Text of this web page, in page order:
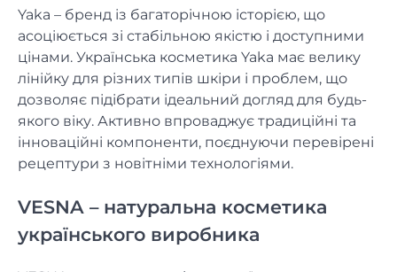
Yaka – бренд із багаторічною історією, що
асоціюється зі стабільною якістю і доступними
цінами. Українська косметика Yaka має велику
лінійку для різних типів шкіри і проблем, що
дозволяє підібрати ідеальний догляд для будь-
якого віку. Активно впроваджує традиційні та
інноваційні компоненти, поєднуючи перевірені
рецептури з новітніми технологіями.
VESNA – натуральна косметика
українського виробника